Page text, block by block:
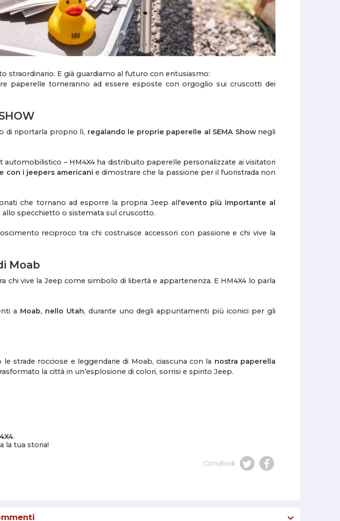
straordinario. E già guardiamo al futuro con entusiasmo:
paperelle torneranno ad essere esposte con orgoglio sui cruscotti dei
di riportarla proprio lì, regalando le proprie paperelle al SEMA Shownegli
automobilistico – HM4X4 ha distribuito paperelle personalizzate ai visitatori
con i jeepers americani e dimostrare che la passione per il fuoristrada non
che tornano ad esporre la propria Jeep all'evento più importante al
specchietto o sistemata sul cruscotto.
reciproco tra chi costruisce accessori con passione e chi vive la
Moab
vive la Jeep come simbolo di libertà e appartenenza. E HM4X4 lo parla
a Moab, nello Utah, durante uno degli appuntamenti più iconici per gli
strade rocciose e leggendarie di Moab, ciascuna con la nostra paperella
la città in un’esplosione di colori, sorrisi e spirito Jeep.
.
la tua storia!
Condividi